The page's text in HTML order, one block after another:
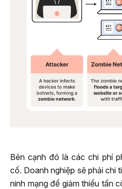
Bên cạnh đó là các chi phí
cố. Doanh nghiệp sẽ phải chi
ninh mạng để giảm thiểu tấn